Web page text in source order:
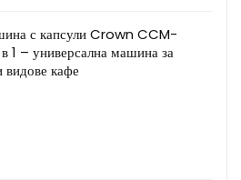
с капсули Crown CCM-
1 – универсална машина за
видове кафе